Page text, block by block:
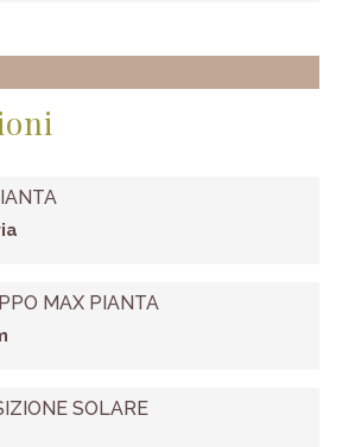
MAX PIANTA
SOLARE